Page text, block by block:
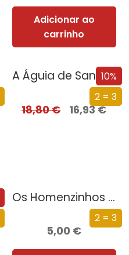
Adicionar ao
carrinho
10%
2 = 3
A Águia de Sangue
18,80€ 16,93€
2 = 3
Os Homenzinhos Livres
5,00 €